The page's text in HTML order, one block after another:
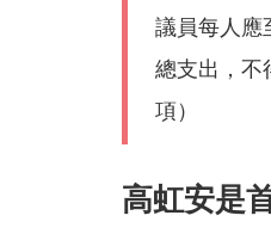
議員每人應
總支出，不
項）
高虹安是